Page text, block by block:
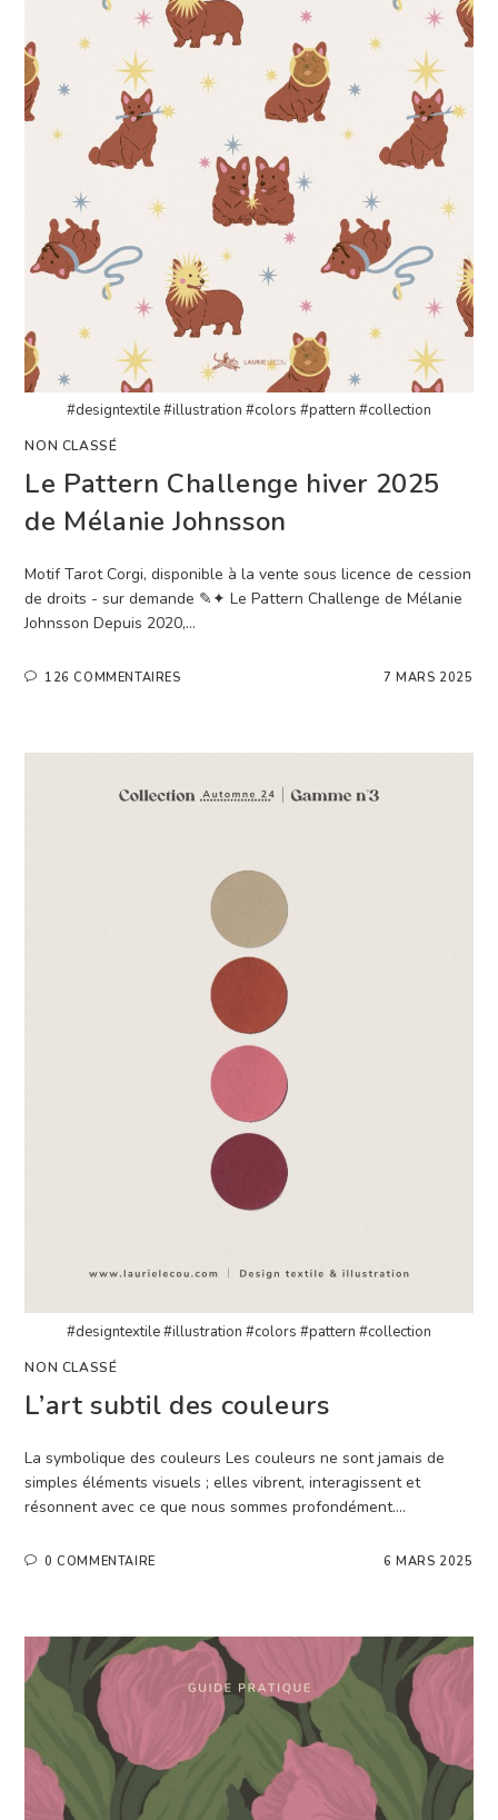
#designtextile #illustration #colors #pattern #collection
NON CLASSÉ
Le Pattern Challenge hiver 2025
de Mélanie Johnsson
Motif Tarot Corgi, disponible à la vente sous licence de cession
de droits - sur demande ✎✦ Le Pattern Challenge de Mélanie
Johnsson Depuis 2020,…
126 COMMENTAIRES 7 MARS 2025
#designtextile #illustration #colors #pattern #collection
NON CLASSÉ
L’art subtil des couleurs
La symbolique des couleurs Les couleurs ne sont jamais de
simples éléments visuels ; elles vibrent, interagissent et
résonnent avec ce que nous sommes profondément.…
0 COMMENTAIRE 6 MARS 2025